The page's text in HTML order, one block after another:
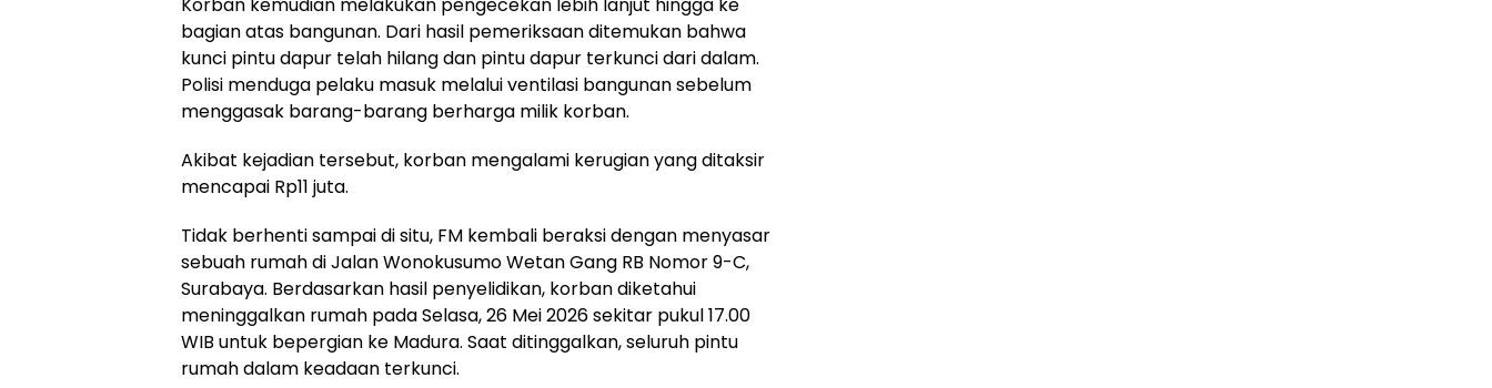
bagian atas bangunan. Dari hasil pemeriksaan ditemukan bahwa
kunci pintu dapur telah hilang dan pintu dapur terkunci dari dalam.
Polisi menduga pelaku masuk melalui ventilasi bangunan sebelum
menggasak barang-barang berharga milik korban.
Akibat kejadian tersebut, korban mengalami kerugian yang ditaksir
mencapai Rp11 juta.
Tidak berhenti sampai di situ, FM kembali beraksi dengan menyasar
sebuah rumah di Jalan Wonokusumo Wetan Gang RB Nomor 9-C,
Surabaya. Berdasarkan hasil penyelidikan, korban diketahui
meninggalkan rumah pada Selasa, 26 Mei 2026 sekitar pukul 17.00
WIB untuk bepergian ke Madura. Saat ditinggalkan, seluruh pintu
rumah dalam keadaan terkunci.